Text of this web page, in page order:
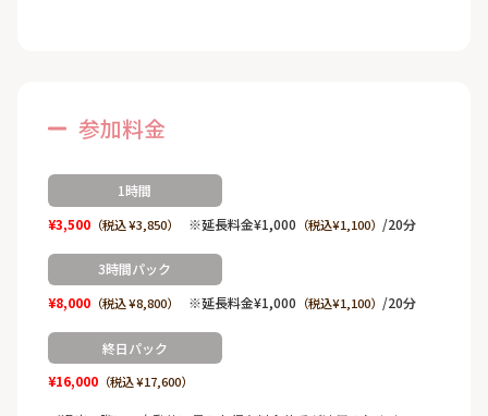
参加料金
1時間
¥3,500（税込 ¥3,850） ※延長料金¥1,000 （税込¥1,100） /20分
3時間パック
¥8,000（税込 ¥8,800） ※延長料金¥1,000 （税込¥1,100） /20分
終日パック
¥16,000（税込 ¥17,600）